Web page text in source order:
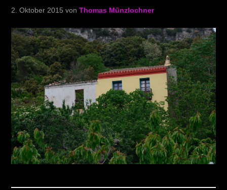
2. Oktober 2015 vonThomas Münzlochner